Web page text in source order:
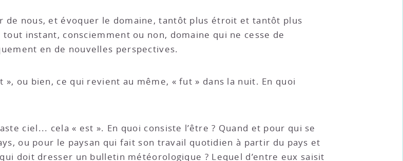
de nous, et évoquer le domaine, tantôt plus étroit et tantôt plus
instant, consciemment ou non, domaine qui ne cesse de
en de nouvelles perspectives.
ou bien, ce qui revient au même, « fut » dans la nuit. En quoi
ciel... cela « est ». En quoi consiste l’être ? Quand et pour qui se
ou pour le paysan qui fait son travail quotidien à partir du pays et
doit dresser un bulletin météorologique ? Lequel d’entre eux saisit